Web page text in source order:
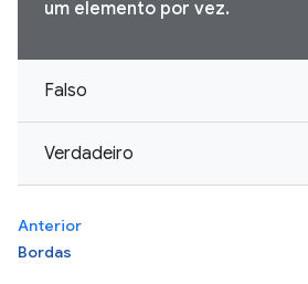
um elemento por vez.
Falso
Verdadeiro
Anterior
Bordas